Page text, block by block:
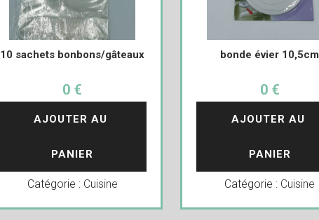
10 sachets bonbons/gâteaux
0 €
AJOUTER AU
PANIER
Catégorie : Cuisine
bonde évier 10,5cm
0 €
AJOUTER AU
PANIER
Catégorie : Cuisine